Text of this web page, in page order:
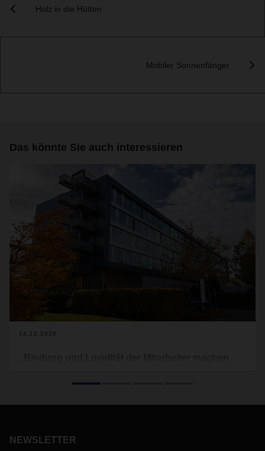
Holz in die Hütten
Mobiler Sonnenfänger
Das könnte Sie auch interessieren
14.12.2020
DACHSER hat sich in den 90 Jahren seiner
von der Loyalität seiner Mitarbeiter und der Struktur als
NEWSLETTER